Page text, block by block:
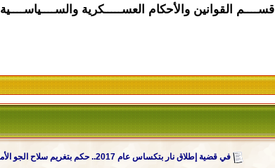
قســــم القوانين والأحكام العســـــكرية والســــياســــية
في قضية إطلاق نار بتكساس عام 2017.. حكم بتغريم سلاح الجو الأميركي بأكثر من 230 مليون دولار